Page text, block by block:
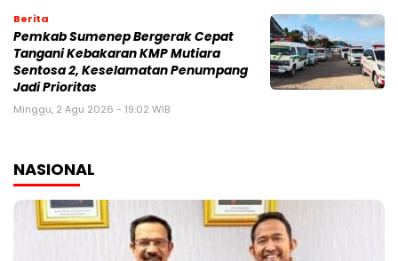
Berita
Pemkab Sumenep Bergerak Cepat
Tangani Kebakaran KMP Mutiara
Sentosa 2, Keselamatan Penumpang
Jadi Prioritas
Minggu, 2 Agu 2026 - 19:02 WIB
NASIONAL